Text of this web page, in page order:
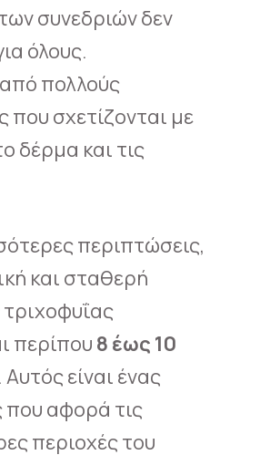
συνεδριών δεν
όλους.
πολλούς
που σχετίζονται με
δέρμα και τις
περιπτώσεις,
και σταθερή
περίπου 8 έως 10
. Αυτός είναι ένας
που αφορά τις
περιοχές του